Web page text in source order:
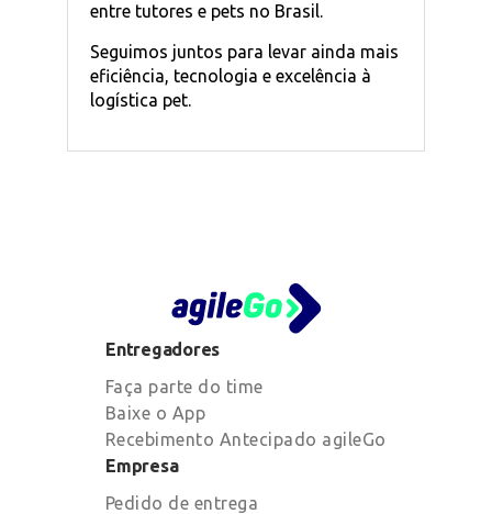
entre tutores e pets no Brasil.
Seguimos juntos para levar ainda mais
eficiência, tecnologia e excelência à
logística pet.
Entregadores
Faça parte do time
Baixe o App
Recebimento Antecipado agileGo
Empresa
Pedido de entrega